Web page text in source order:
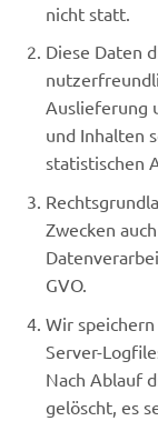
nicht statt.
Diese Daten
Auslieferung
und Inhalten
statistischen
Zwecken
GVO.
Wir
Server-
Nach Ablauf
gelöscht, es